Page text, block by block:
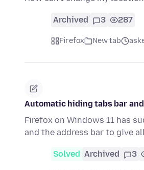
Archived 3 287
Firefox New tab
Automatic hiding tabs bar
Firefox on Windows 11 has
and the address bar to give
Solved Archived 3